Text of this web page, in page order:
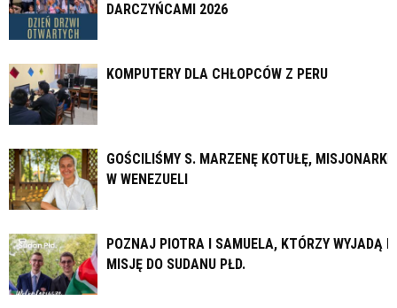
DARCZYŃCAMI 2026
KOMPUTERY DLA CHŁOPCÓW Z PERU
GOŚCILIŚMY S. MARZENĘ KOTUŁĘ, MISJONARKĘ
W WENEZUELI
POZNAJ PIOTRA I SAMUELA, KTÓRZY WYJADĄ
MISJĘ DO SUDANU PŁD.